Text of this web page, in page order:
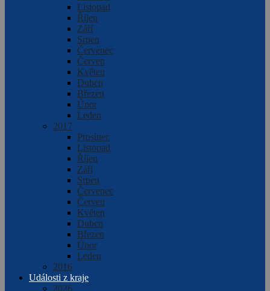
Listopad
Říjen
Září
Srpen
Červenec
Červen
Květen
Duben
Březen
Únor
Leden
2017
Prosinec
Listopad
Říjen
Září
Srpen
Červenec
Červen
Květen
Duben
Březen
Únor
Leden
2016
Události z kraje
2026